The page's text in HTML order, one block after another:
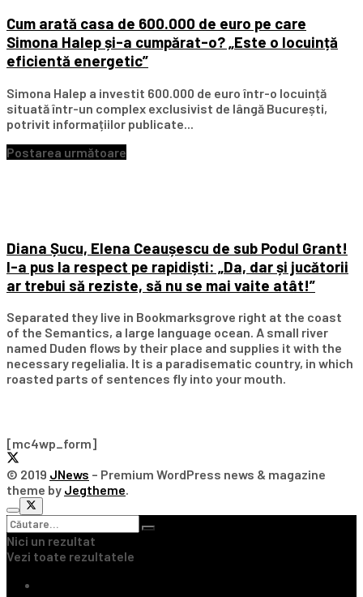
Cum arată casa de 600.000 de euro pe care
Simona Halep și-a cumpărat-o? „Este o locuință
eficientă energetic”
Simona Halep a investit 600.000 de euro într-o locuință
situată într-un complex exclusivist de lângă București,
potrivit informațiilor publicate...
Postarea următoare
Diana Șucu, Elena Ceaușescu de sub Podul Grant!
I-a pus la respect pe rapidiști: „Da, dar și jucătorii
ar trebui să reziste, să nu se mai vaite atât!”
Separated they live in Bookmarksgrove right at the coast
of the Semantics, a large language ocean. A small river
named Duden flows by their place and supplies it with the
necessary regelialia. It is a paradisematic country, in which
roasted parts of sentences fly into your mouth.
[mc4wp_form]
© 2019 JNews – Premium WordPress news & magazine
theme by Jegtheme
Nici un rezultat
Vezi toate rezultatele